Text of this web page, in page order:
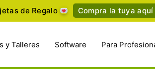
de Regalo Compra la tuya aquí
y Talleres Software Para